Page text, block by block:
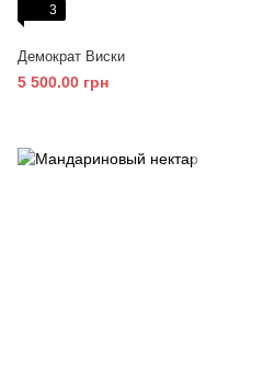
3
Демократ Виски
5 500.00 грн